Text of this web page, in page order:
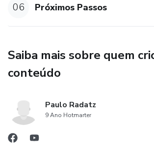
06 Próximos Passos
Saiba mais sobre quem
conteúdo
Paulo Radatz
9 Ano Hotmarter